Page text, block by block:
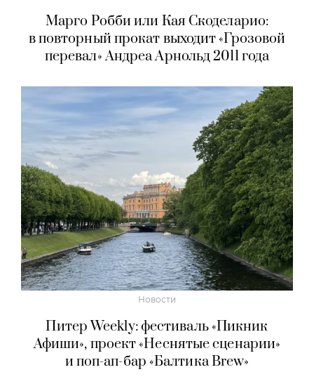
Марго Робби или Кая Скоделарио:
в повторный прокат выходит «Грозовой
перевал» Андреа Арнольд 2011 года
Новости
Питер Weekly: фестиваль «Пикник
Афиши», проект «Неснятые сценарии»
и поп-ап-бар «Балтика Brew»